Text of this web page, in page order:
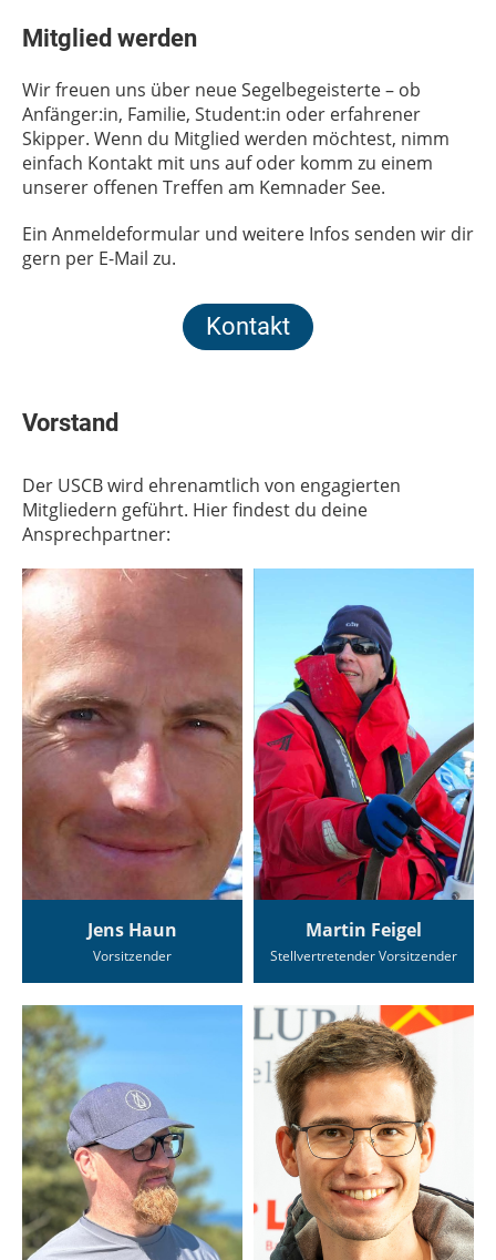
Mitglied werden
Wir freuen uns über neue Segelbegeisterte – ob
Anfänger:in, Familie, Student:in oder erfahrener
Skipper. Wenn du Mitglied werden möchtest, nimm
einfach Kontakt mit uns auf oder komm zu einem
unserer offenen Treffen am Kemnader See.
Ein Anmeldeformular und weitere Infos senden wir dir
gern per E-Mail zu.
Kontakt
Vorstand
Der USCB wird ehrenamtlich von engagierten
Mitgliedern geführt. Hier findest du deine
Ansprechpartner:
Jens Haun
Vorsitzender
Martin Feigel
Stellvertretender Vorsitzender